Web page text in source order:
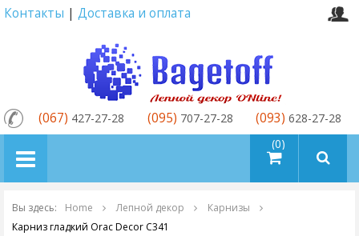
Контакты | Доставка и оплата
товаров (0)
(067) 427-27-28 (095) 707-27-28 (093) 628-27-28
Вы здесь: Home Лепной декор
Карнизы
Карниз гладкий Orac Decor C341